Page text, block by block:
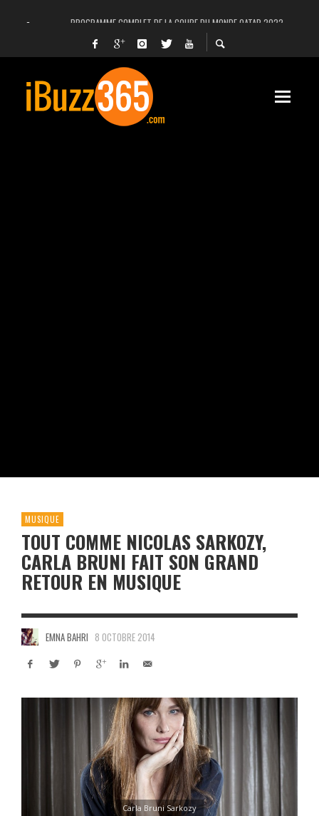
PROGRAMME COMPLET DE LA COUPE DU MONDE QATAR 2022
FACEBOOK, INSTAGRAM ET WHATSAPP HORS SERVICE! EST-CE UNE CYBER-
UNE VIDÉO 4K MONTRE LA PLANÈTE MARS EN ULTRA-HAUTE DÉFINITION
LANCEMENT DU PREMIER VOL HABITÉ DE SPACEX
DÉCÈS DE L’EX-PRÉSIDENT ZINE EL ABIDINE BEN ALI, SERA-T-IL ENTERRÉ EN
MUSIQUE
TOUT COMME NICOLAS SARKOZY,
CARLA BRUNI FAIT SON GRAND
RETOUR EN MUSIQUE
EMNA BAHRI 8 OCTOBRE 2014
Carla Bruni Sarkozy